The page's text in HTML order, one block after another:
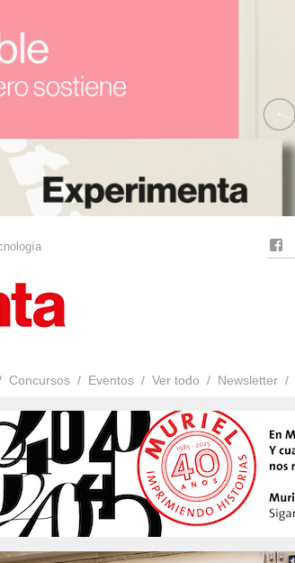
Concursos Eventos Ver todo Newsletter